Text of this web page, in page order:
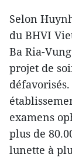
​Selon
du BHVI
Ba Ria-
projet de
examens
plus de
lunette à